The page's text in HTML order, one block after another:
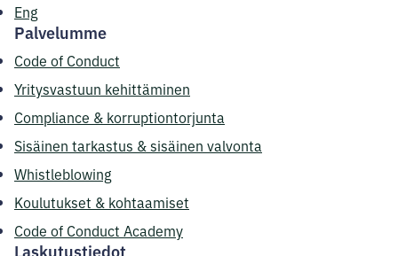
Eng
Palvelumme
Code of Conduct
Yritysvastuun kehittäminen
Compliance & korruptiontorjunta
Sisäinen tarkastus & sisäinen valvonta
Whistleblowing
Koulutukset & kohtaamiset
Code of Conduct Academy
Laskutustiedot